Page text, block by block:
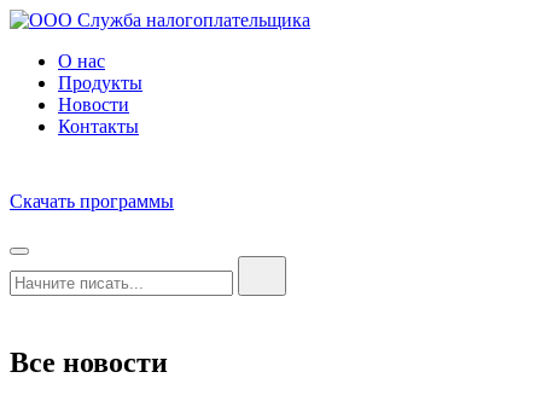
О нас
Продукты
Новости
Контакты
Скачать программы
Все новости